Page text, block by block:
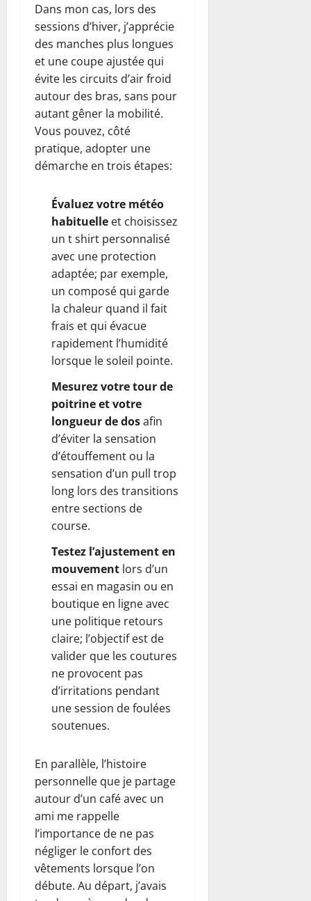
Dans mon cas, lors des
sessions d’hiver, j’apprécie
des manches plus longues
et une coupe ajustée qui
évite les circuits d’air froid
autour des bras, sans pour
autant gêner la mobilité.
Vous pouvez, côté
pratique, adopter une
démarche en trois étapes:
Évaluez votre météo
habituelle et choisissez
un t shirt personnalisé
avec une protection
adaptée; par exemple,
un composé qui garde
la chaleur quand il fait
frais et qui évacue
rapidement l’humidité
lorsque le soleil pointe.
Mesurez votre tour de
poitrine et votre
longueur de dosafin
d’éviter la sensation
d’étouffement ou la
sensation d’un pull trop
long lors des transitions
entre sections de
course.
Testez l’ajustement en
mouvement lors d’un
essai en magasin ou en
boutique en ligne avec
une politique retours
claire; l’objectif est de
valider que les coutures
ne provocent pas
d’irritations pendant
une session de foulées
soutenues.
En parallèle, l’histoire
personnelle que je partage
autour d’un café avec un
ami me rappelle
l’importance de ne pas
négliger le confort des
vêtements lorsque l’on
débute. Au départ, j’avais